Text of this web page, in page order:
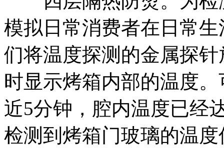
模拟日常消费者在日常
们将温度探测的金属探
时显示烤箱内部的温度
近5分钟，腔内温度已经
检测到烤箱门玻璃的温